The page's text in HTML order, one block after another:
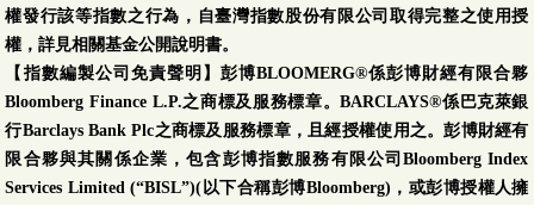
權發行該等指數之行為，自臺灣指數股份有限公司取得完整之使用授
權，詳見相關基金公開說明書。
【指數編製公司免責聲明】彭博BLOOMERG®係彭博財經有限合夥
Bloomberg Finance L.P.之商標及服務標章。BARCLAYS®係巴克萊銀
行Barclays Bank Plc之商標及服務標章，且經授權使用之。彭博財經有
限合夥與其關係企業，包含彭博指數服務有限公司Bloomberg Index
Services Limited (“BISL”)(以下合稱彭博Bloomberg)，或彭博授權人擁